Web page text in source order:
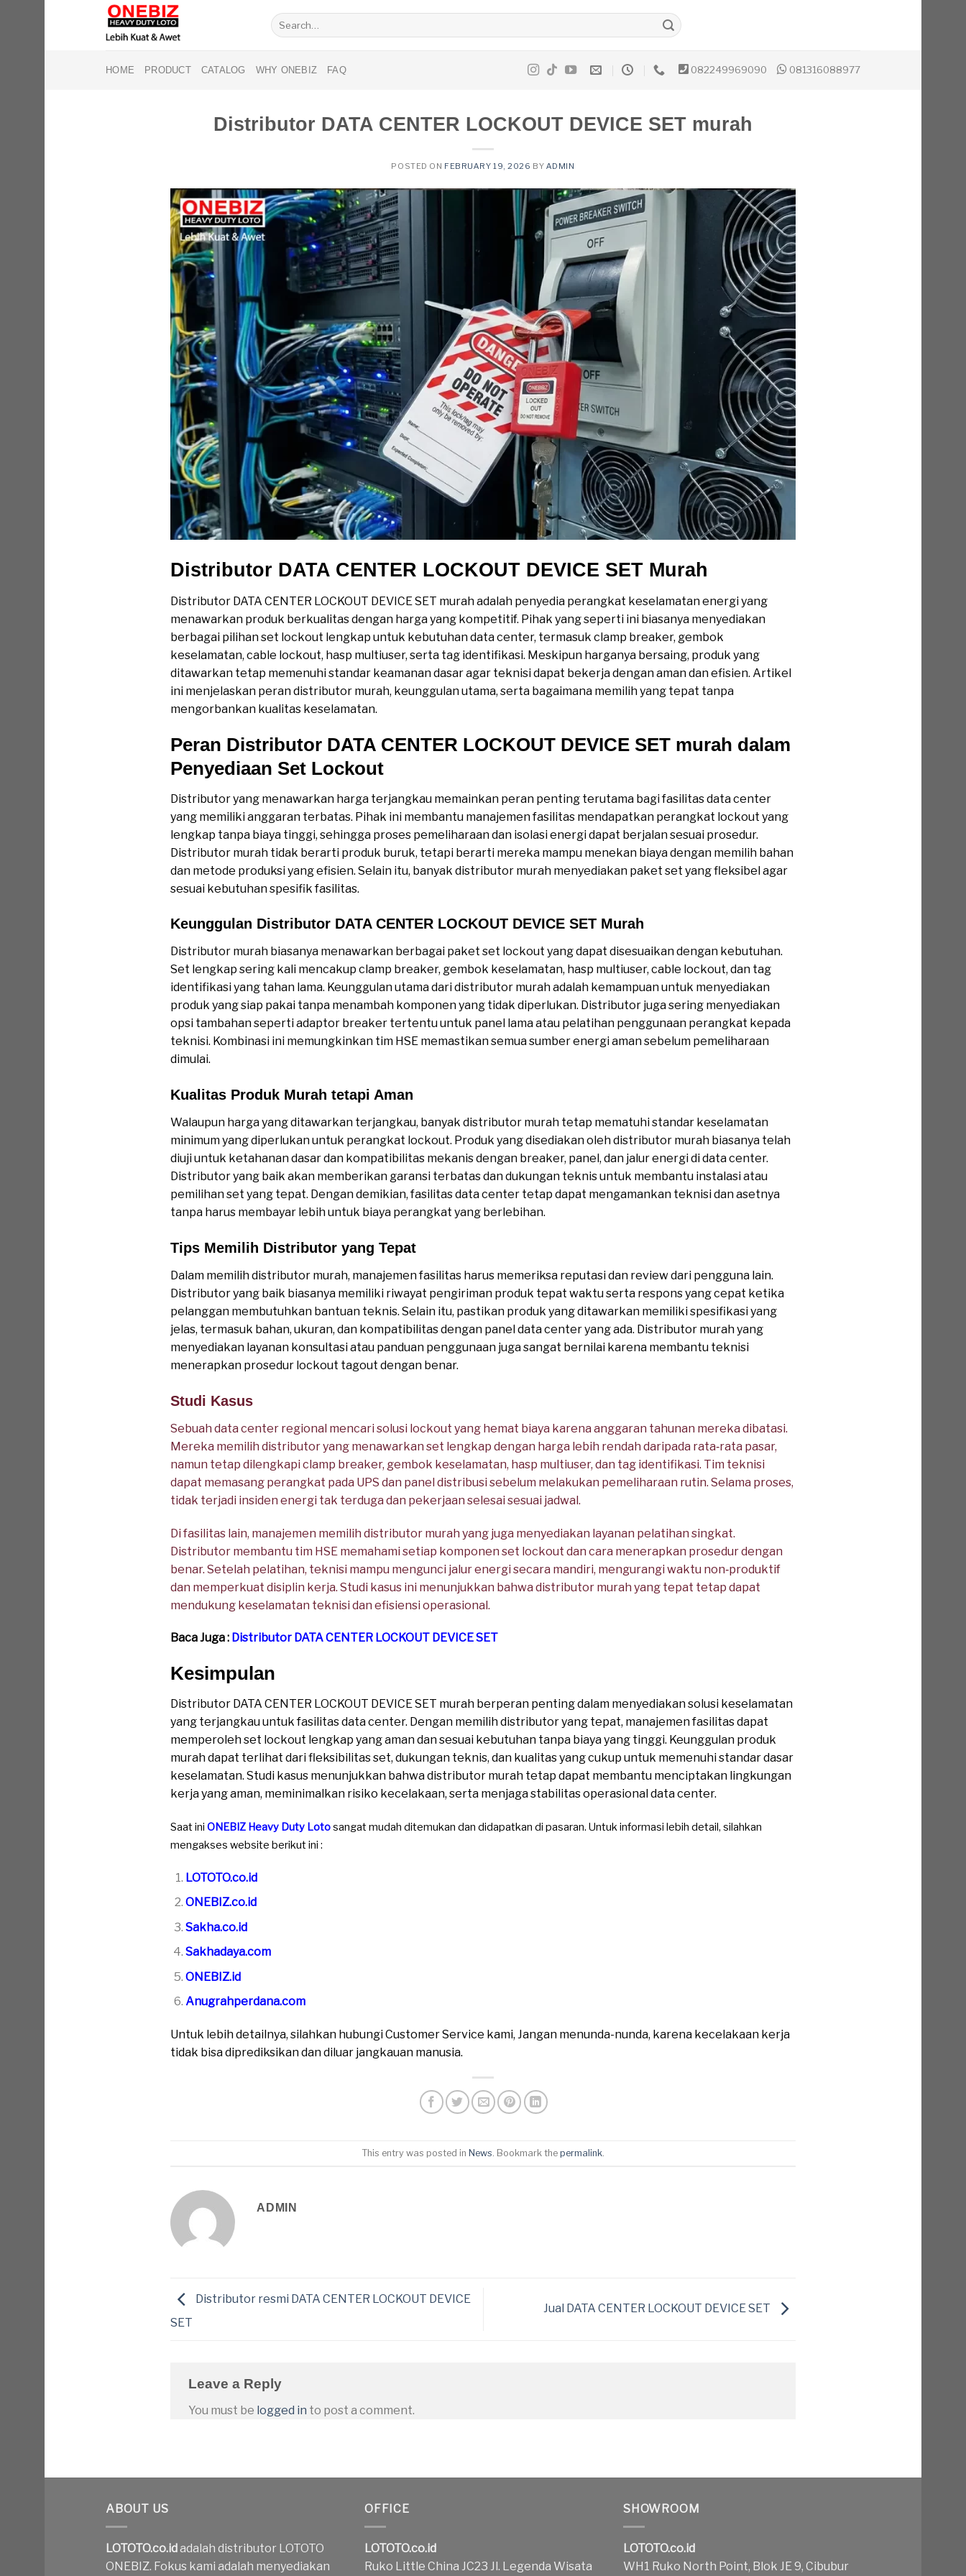
Search
for:
HOME PRODUCT CATALOG WHY ONEBIZ FAQ 082249969090 081316088977
Distributor DATA CENTER LOCKOUT DEVICE SET murah
POSTED ON FEBRUARY 19, 2026 BY ADMIN
Distributor DATA CENTER LOCKOUT DEVICE SET Murah
Distributor DATA CENTER LOCKOUT DEVICE SET murah adalah penyedia perangkat keselamatan energi yang
menawarkan produk berkualitas dengan harga yang kompetitif. Pihak yang seperti ini biasanya menyediakan
berbagai pilihan set lockout lengkap untuk kebutuhan data center, termasuk clamp breaker, gembok
keselamatan, cable lockout, hasp multiuser, serta tag identifikasi. Meskipun harganya bersaing, produk yang
ditawarkan tetap memenuhi standar keamanan dasar agar teknisi dapat bekerja dengan aman dan efisien. Artikel
ini menjelaskan peran distributor murah, keunggulan utama, serta bagaimana memilih yang tepat tanpa
mengorbankan kualitas keselamatan.
Peran Distributor DATA CENTER LOCKOUT DEVICE SET murah dalam
Penyediaan Set Lockout
Distributor yang menawarkan harga terjangkau memainkan peran penting terutama bagi fasilitas data center
yang memiliki anggaran terbatas. Pihak ini membantu manajemen fasilitas mendapatkan perangkat lockout yang
lengkap tanpa biaya tinggi, sehingga proses pemeliharaan dan isolasi energi dapat berjalan sesuai prosedur.
Distributor murah tidak berarti produk buruk, tetapi berarti mereka mampu menekan biaya dengan memilih bahan
dan metode produksi yang efisien. Selain itu, banyak distributor murah menyediakan paket set yang fleksibel agar
sesuai kebutuhan spesifik fasilitas.
Keunggulan Distributor DATA CENTER LOCKOUT DEVICE SET Murah
Distributor murah biasanya menawarkan berbagai paket set lockout yang dapat disesuaikan dengan kebutuhan.
Set lengkap sering kali mencakup clamp breaker, gembok keselamatan, hasp multiuser, cable lockout, dan tag
identifikasi yang tahan lama. Keunggulan utama dari distributor murah adalah kemampuan untuk menyediakan
produk yang siap pakai tanpa menambah komponen yang tidak diperlukan. Distributor juga sering menyediakan
opsi tambahan seperti adaptor breaker tertentu untuk panel lama atau pelatihan penggunaan perangkat kepada
teknisi. Kombinasi ini memungkinkan tim HSE memastikan semua sumber energi aman sebelum pemeliharaan
dimulai.
Kualitas Produk Murah tetapi Aman
Walaupun harga yang ditawarkan terjangkau, banyak distributor murah tetap mematuhi standar keselamatan
minimum yang diperlukan untuk perangkat lockout. Produk yang disediakan oleh distributor murah biasanya telah
diuji untuk ketahanan dasar dan kompatibilitas mekanis dengan breaker, panel, dan jalur energi di data center.
Distributor yang baik akan memberikan garansi terbatas dan dukungan teknis untuk membantu instalasi atau
pemilihan set yang tepat. Dengan demikian, fasilitas data center tetap dapat mengamankan teknisi dan asetnya
tanpa harus membayar lebih untuk biaya perangkat yang berlebihan.
Tips Memilih Distributor yang Tepat
Dalam memilih distributor murah, manajemen fasilitas harus memeriksa reputasi dan review dari pengguna lain.
Distributor yang baik biasanya memiliki riwayat pengiriman produk tepat waktu serta respons yang cepat ketika
pelanggan membutuhkan bantuan teknis. Selain itu, pastikan produk yang ditawarkan memiliki spesifikasi yang
jelas, termasuk bahan, ukuran, dan kompatibilitas dengan panel data center yang ada. Distributor murah yang
menyediakan layanan konsultasi atau panduan penggunaan juga sangat bernilai karena membantu teknisi
menerapkan prosedur lockout tagout dengan benar.
Studi Kasus
Sebuah data center regional mencari solusi lockout yang hemat biaya karena anggaran tahunan mereka dibatasi.
Mereka memilih distributor yang menawarkan set lengkap dengan harga lebih rendah daripada rata‑rata pasar,
namun tetap dilengkapi clamp breaker, gembok keselamatan, hasp multiuser, dan tag identifikasi. Tim teknisi
dapat memasang perangkat pada UPS dan panel distribusi sebelum melakukan pemeliharaan rutin. Selama proses,
tidak terjadi insiden energi tak terduga dan pekerjaan selesai sesuai jadwal.
Di fasilitas lain, manajemen memilih distributor murah yang juga menyediakan layanan pelatihan singkat.
Distributor membantu tim HSE memahami setiap komponen set lockout dan cara menerapkan prosedur dengan
benar. Setelah pelatihan, teknisi mampu mengunci jalur energi secara mandiri, mengurangi waktu non‑produktif
dan memperkuat disiplin kerja. Studi kasus ini menunjukkan bahwa distributor murah yang tepat tetap dapat
mendukung keselamatan teknisi dan efisiensi operasional.
Baca Juga : Distributor DATA CENTER LOCKOUT DEVICE SET
Kesimpulan
Distributor DATA CENTER LOCKOUT DEVICE SET murah berperan penting dalam menyediakan solusi keselamatan
yang terjangkau untuk fasilitas data center. Dengan memilih distributor yang tepat, manajemen fasilitas dapat
memperoleh set lockout lengkap yang aman dan sesuai kebutuhan tanpa biaya yang tinggi. Keunggulan produk
murah dapat terlihat dari fleksibilitas set, dukungan teknis, dan kualitas yang cukup untuk memenuhi standar dasar
keselamatan. Studi kasus menunjukkan bahwa distributor murah tetap dapat membantu menciptakan lingkungan
kerja yang aman, meminimalkan risiko kecelakaan, serta menjaga stabilitas operasional data center.
Saat ini ONEBIZ Heavy Duty Lotosangat mudah ditemukan dan didapatkan di pasaran. Untuk informasi lebih detail, silahkan
mengakses website berikut ini :
LOTOTO.co.id
ONEBIZ.co.id
Sakha.co.id
Sakhadaya.com
ONEBIZ.id
Anugrahperdana.com
Untuk lebih detailnya, silahkan hubungi Customer Service kami, Jangan menunda-nunda, karena kecelakaan kerja
tidak bisa diprediksikan dan diluar jangkauan manusia.
This entry was posted in News . Bookmark the permalink
ADMIN
Distributor resmi DATA CENTER LOCKOUT DEVICE
SET
Jual DATA CENTER LOCKOUT DEVICE SET
Leave a Reply
You must be logged in to post a comment.
ABOUT US
LOTOTO.co.idadalah distributor LOTOTO
ONEBIZ. Fokus kami adalah menyediakan
OFFICE
LOTOTO.co.id
Ruko Little China JC23 Jl. Legenda Wisata
SHOWROOM
LOTOTO.co.id
WH1 Ruko North Point, Blok JE 9, Cibubur